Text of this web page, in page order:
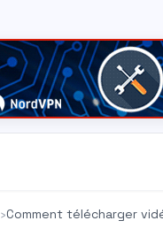
›Comment télécharger